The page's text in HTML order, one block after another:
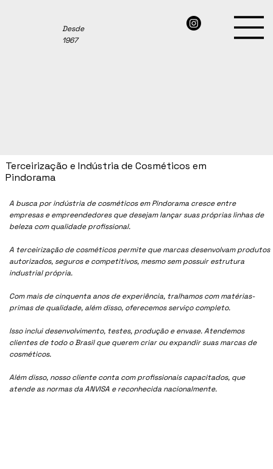
Desde
1967
A busca por indústria de cosméticos emPindorama cresce entre
empresas e empreendedores que desejam lançar suas próprias linhas de
beleza com qualidade profissional.
A terceirização de cosméticos permite que marcas desenvolvam produtos
autorizados, seguros e competitivos, mesmo sem possuir estrutura
industrial própria.
Com mais de cinquenta anos de experiência, tralhamos com matérias-
primas de qualidade, além disso, oferecemos serviço completo.
Isso inclui desenvolvimento, testes, produção e envase. Atendemos
clientes de todo o Brasil que querem criar ou expandir suas marcas de
cosméticos.
Além disso, nosso cliente conta com profissionais capacitados, que
atende as normas da ANVISA e reconhecida nacionalmente.
Terceirização e Indústria de Cosméticos em
Pindorama